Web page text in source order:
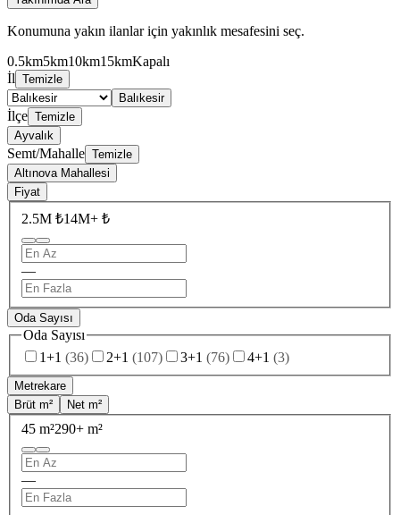
Konumuna yakın ilanlar için yakınlık mesafesini seç.
0.5km5km10km15kmKapalı
İl Temizle
Balıkesir
İlçe Temizle
Ayvalık
Semt/Mahalle Temizle
Altınova Mahallesi
Fiyat
2.5M ₺14M+ ₺
—
Oda Sayısı
Oda Sayısı
1+1 (36) 2+1 (107) 3+1 (76) 4+1 (3)
Metrekare
Brüt m²
Net m²
45 m²290+ m²
—